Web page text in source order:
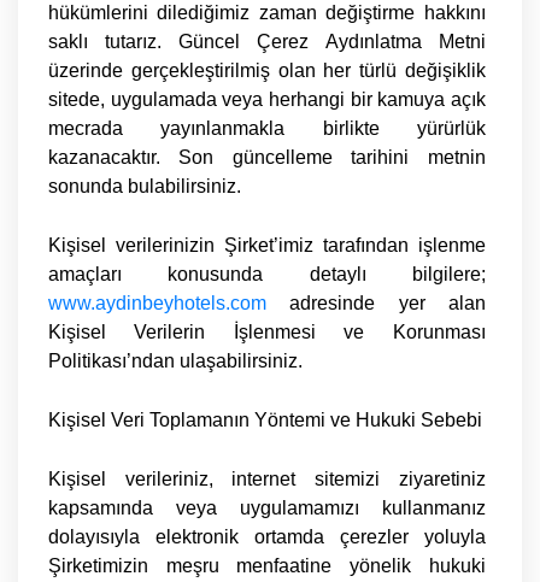
hükümlerini dilediğimiz zaman değiştirme hakkını
saklı tutarız. Güncel Çerez Aydınlatma Metni
üzerinde gerçekleştirilmiş olan her türlü değişiklik
sitede, uygulamada veya herhangi bir kamuya açık
mecrada yayınlanmakla birlikte yürürlük
kazanacaktır. Son güncelleme tarihini metnin
sonunda bulabilirsiniz.
Kişisel verilerinizin Şirket’imiz tarafından işlenme
amaçları konusunda detaylı bilgilere;
www.aydinbeyhotels.com adresinde yer alan
Kişisel Verilerin İşlenmesi ve Korunması
Politikası’ndan ulaşabilirsiniz.
Kişisel Veri Toplamanın Yöntemi ve Hukuki Sebebi
Kişisel verileriniz, internet sitemizi ziyaretiniz
kapsamında veya uygulamamızı kullanmanız
dolayısıyla elektronik ortamda çerezler yoluyla
Şirketimizin meşru menfaatine yönelik hukuki